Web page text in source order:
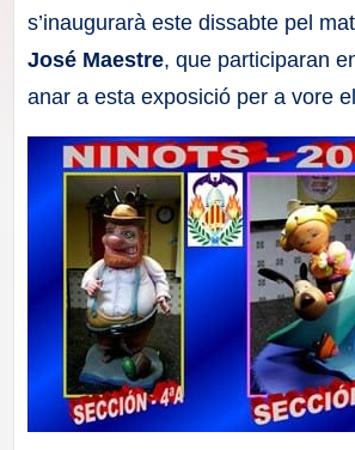
s’inaugurarà este dissabte pel
José Maestre, que participaran
anar a esta exposició per a vore